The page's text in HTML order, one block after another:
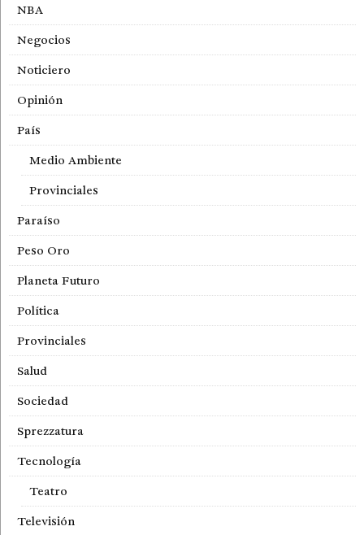
NBA
Negocios
Noticiero
Opinión
País
Medio Ambiente
Provinciales
Paraíso
Peso Oro
Planeta Futuro
Política
Provinciales
Salud
Sociedad
Sprezzatura
Tecnología
Teatro
Televisión